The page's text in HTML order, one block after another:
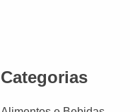
Categorias